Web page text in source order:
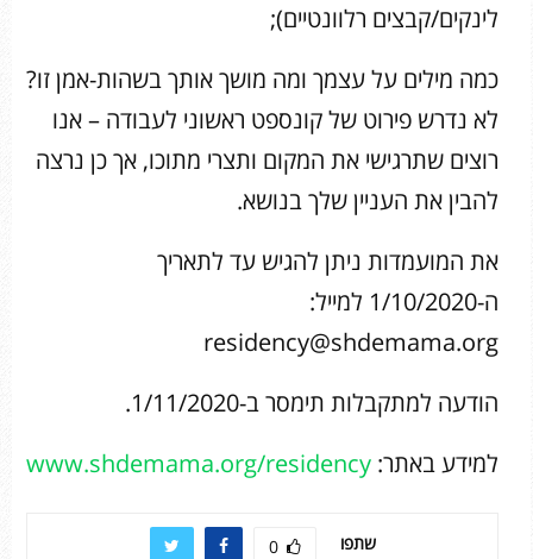
לינקים/קבצים רלוונטיים);
כמה מילים על עצמך ומה מושך אותך בשהות-אמן זו?
לא נדרש פירוט של קונספט ראשוני לעבודה – אנו
רוצים שתרגישי את המקום ותצרי מתוכו, אך כן נרצה
להבין את העניין שלך בנושא.
את המועמדות ניתן להגיש עד לתאריך
ה-1/10/2020 למייל:
residency@shdemama.org
הודעה למתקבלות תימסר ב-1/11/2020.
למידע באתר: www.shdemama.org/residency
שתפו 0